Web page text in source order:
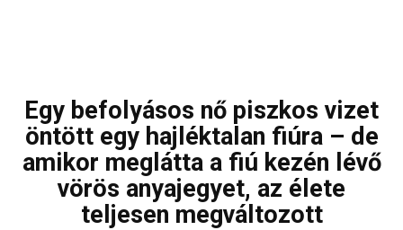
Egy befolyásos nő piszkos vizet
öntött egy hajléktalan fiúra – de
amikor meglátta a fiú kezén lévő
vörös anyajegyet, az élete
teljesen megváltozott